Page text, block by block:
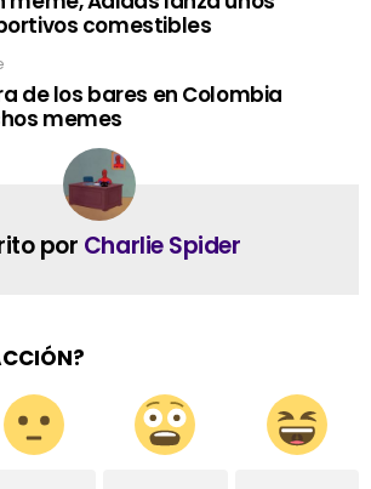
comestibles
de los bares en Colombia
memes
por Charlie Spider